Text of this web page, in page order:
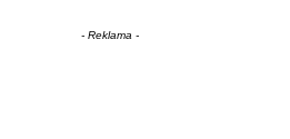
- Reklama -